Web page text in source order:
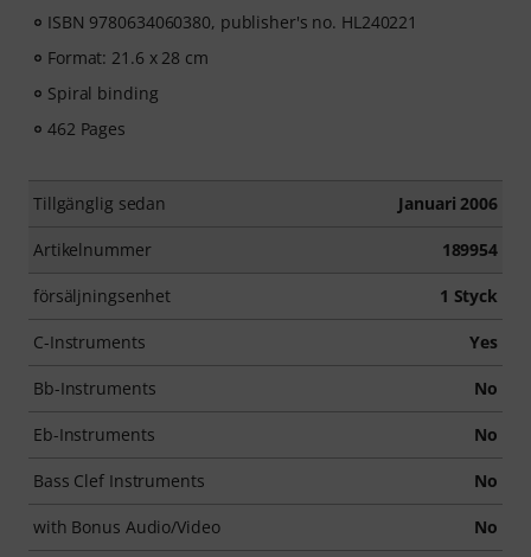
ISBN 9780634060380, publisher's no. HL240221
Format: 21.6 x 28 cm
Spiral binding
462 Pages
Tillgänglig sedan Januari 2006
Artikelnummer 189954
försäljningsenhet 1 Styck
C-Instruments Yes
Bb-Instruments No
Eb-Instruments No
Bass Clef Instruments No
with Bonus Audio/Video No